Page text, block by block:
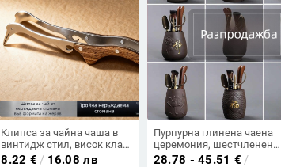
Клипса за чайна чаша в
винтидж стил, висок клас
аксесоар за чайна серия,
8.22 € / 16.08 лв
Пурпурна глинена чаена
церемония, шестчленен
комплект: чайна игла,
28.78 - 45.51 € /